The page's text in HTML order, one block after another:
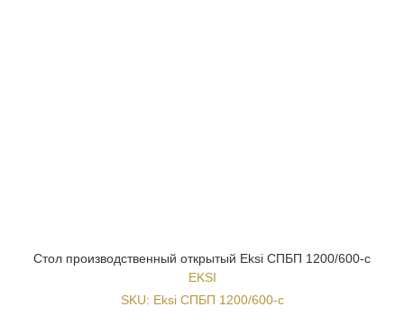
Стол производственный открытый Eksi СПБП 1200/600-с
EKSI
SKU: Eksi СПБП 1200/600-с